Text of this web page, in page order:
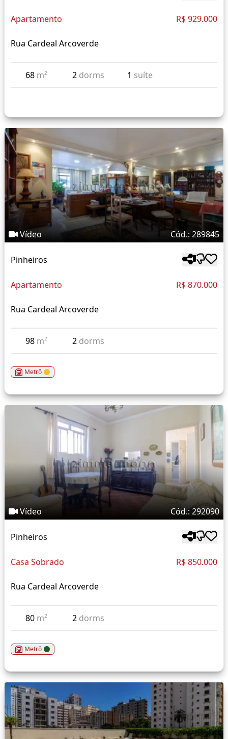
Apartamento R$ 929.000
Rua Cardeal Arcoverde
68 m² 2 dorms 1 suíte
Vídeo Cód.: 289845
Pinheiros
Apartamento R$ 870.000
Rua Cardeal Arcoverde
98 m² 2 dorms
Metrô
Vídeo Cód.: 292090
Pinheiros
Casa Sobrado R$ 850.000
Rua Cardeal Arcoverde
80 m² 2 dorms
Metrô